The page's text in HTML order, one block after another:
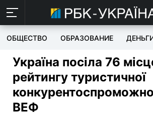
ОБЩЕСТВО ОБРАЗОВАНИЕ
Україна посіла 76
рейтингу туристичної
ВЕФ